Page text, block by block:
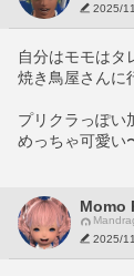
2025/
自分はモモはタ
焼き鳥屋さんに
プリクラっぽい
めっちゃ可愛い
Momo
2025/